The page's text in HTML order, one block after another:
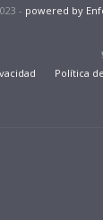
- powered by
Política